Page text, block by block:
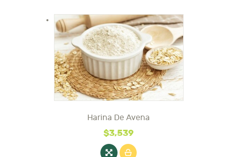
Harina De Avena
$3,539
Este
producto
tiene
múltiples